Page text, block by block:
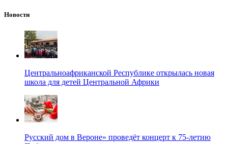
Новости
Центральноафриканской Республике открылась новая
школа для детей Центральной Африки
Русский дом в Вероне» проведёт концерт к 75-летию